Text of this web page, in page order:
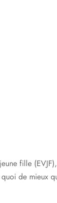
fille
de mieux